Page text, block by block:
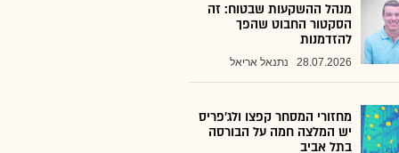
מנהל ההשקעות שבטוח: זה
הסקטור החבוט שהפך
להזדמנות
28.07.2026 נתנאל אריאל
מחזורי המסחר קפצו ולג'פריס
יש המלצה חמה על הבורסה
בתל אביב